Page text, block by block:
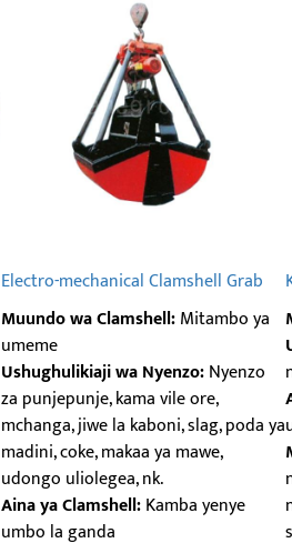
Electro-mechanical Clamshell Grab
Muundo wa Clamshell:Mitambo ya
umeme
Ushughulikiaji wa Nyenzo:Nyenzo
za punjepunje, kama vile ore,
mchanga, jiwe la kaboni, slag, poda ya
madini, coke, makaa ya mawe,
udongo uliolegea, nk.
Aina ya Clamshell:Kamba yenye
umbo la ganda